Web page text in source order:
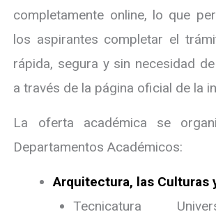
completamente online, lo que
los aspirantes completar el
rápida, segura y sin necesidad
a través de la página oficial de la
La oferta académica se
Departamentos Académicos:
Arquitectura, las Culturas
Tecnicatura